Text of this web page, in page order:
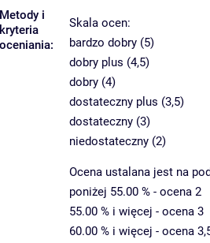
Metody i
kryteria
oceniania:
Skala ocen:
bardzo dobry (5)
dobry plus (4,5)
dobry (4)
dostateczny plus (3,5)
dostateczny (3)
niedostateczny (2)
Ocena ustalana jest na
poniżej 55.00 % - ocena 2
55.00 % i więcej - ocena 3
60.00 % i więcej - ocena